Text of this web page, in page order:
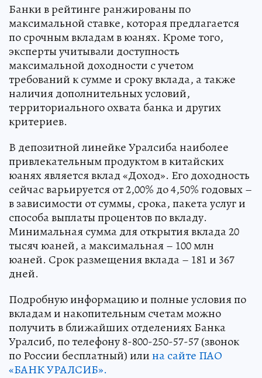
Банки в рейтинге ранжированы по
максимальной ставке, которая предлагается
по срочным вкладам в юанях. Кроме того,
эксперты учитывали доступность
максимальной доходности с учетом
требований к сумме и сроку вклада, а также
наличия дополнительных условий,
территориального охвата банка и других
критериев.
В депозитной линейке Уралсиба наиболее
привлекательным продуктом в китайских
юанях является вклад «Доход». Его доходность
сейчас варьируется от 2,00% до 4,50% годовых –
в зависимости от суммы, срока, пакета услуг и
способа выплаты процентов по вкладу.
Минимальная сумма для открытия вклада 20
тысяч юаней, а максимальная – 100 млн
юаней. Срок размещения вклада – 181 и 367
дней.
Подробную информацию и полные условия по
вкладам и накопительным счетам можно
получить в ближайших отделениях Банка
Уралсиб, по телефону 8-800-250-57-57 (звонок
по России бесплатный) илина сайте ПАО
«БАНК УРАЛСИБ».